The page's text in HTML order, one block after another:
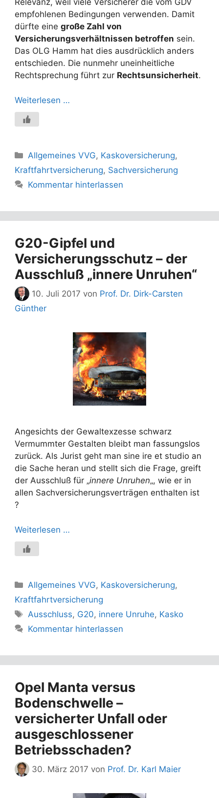
Relevanz, weil viele Versicherer die vom GDV
empfohlenen Bedingungen verwenden. Damit
dürfte eine große Zahl von
Versicherungsverhältnissen betroffen sein.
Das OLG Hamm hat dies ausdrücklich anders
entschieden. Die nunmehr uneinheitliche
Rechtsprechung führt zur Rechtsunsicherheit.
Weiterlesen …
Kategorien
Allgemeines VVG, Kaskoversicherung,
Kraftfahrtversicherung, Sachversicherung
Kommentar hinterlassen
G20-Gipfel und
Versicherungsschutz – der
Ausschluß „innere Unruhen“
10. Juli 2017 von Prof. Dr. Dirk-Carsten
Günther
Angesichts der Gewaltexzesse schwarz
Vermummter Gestalten bleibt man fassungslos
zurück. Als Jurist geht man sine ire et studio an
die Sache heran und stellt sich die Frage, greift
der Ausschluß für „innere Unruhen„, wie er in
allen Sachversicherungsverträgen enthalten ist
?
Weiterlesen …
Kategorien
Allgemeines VVG, Kaskoversicherung,
Kraftfahrtversicherung
Schlagwörter
Ausschluss, G20, innere Unruhe, Kasko
Kommentar hinterlassen
Opel Manta versus
Bodenschwelle –
versicherter Unfall oder
ausgeschlossener
Betriebsschaden?
30. März 2017 von Prof. Dr. Karl Maier